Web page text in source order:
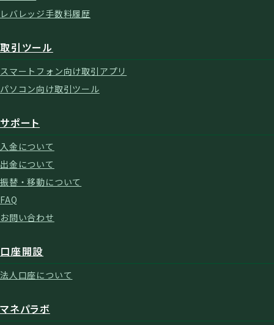
レバレッジ手数料履歴
取引ツール
スマートフォン向け取引アプリ
パソコン向け取引ツール
サポート
入金について
出金について
振替・移動について
FAQ
お問い合わせ
口座開設
法人口座について
マネパラボ